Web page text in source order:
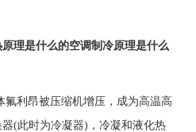
原理是什么的空调制冷原理是什么
氟利昂被压缩机增压，成为高温高
(此时为冷凝器)，冷凝和液化热